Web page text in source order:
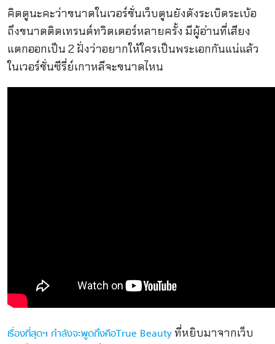
คิดดูนะคะว่าขนาดในเวอร์ชั่นเว็บตูนยังดังระเบิดระเบ้อ
ถึงขนาดติดเทรนด์ทวิตเตอร์หลายครั้ง มีผู้อ่านที่เสียง
แตกออกเป็น 2 ฝั่งว่าอยากให้ใครเป็นพระเอกกันแน่แล้ว
ในเวอร์ชั่นซีรี่ย์เกาหลีจะขนาดไหน
เรื่องที่สุดฯ กำลังจะพูดถึงคือTrue Beautyที่หยิบมาจากเว็บ